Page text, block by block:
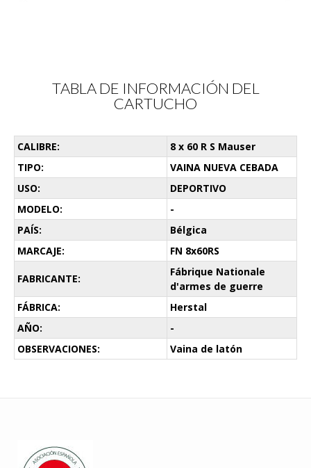
TABLA DE INFORMACIÓN DEL
CARTUCHO
CALIBRE:
8 x 60 R S Mauser
TIPO:
VAINA NUEVA CEBADA
USO:
DEPORTIVO
MODELO:
-
PAÍS:
Bélgica
MARCAJE:
FN 8x60RS
FABRICANTE:
Fábrique Nationale
d'armes de guerre
FÁBRICA:
Herstal
AÑO:
-
OBSERVACIONES:
Vaina de latón